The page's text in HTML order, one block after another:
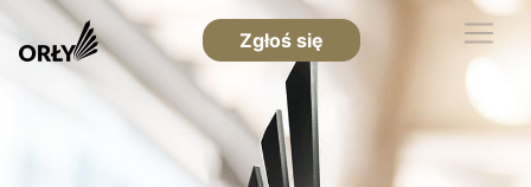
Zgłoś się